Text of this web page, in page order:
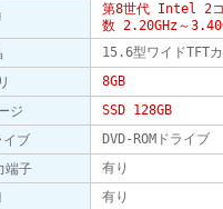
第8世代 Intel 2コ
数 2.20GHz～
15.6型ワイドTFT
8GB
ジ
SSD 128GB
イブ
DVD-ROMドライブ
端子
有り
有り